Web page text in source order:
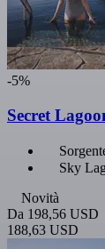
-5%
Secret
Sky
Novità
Da 198,56 USD
188,63 USD